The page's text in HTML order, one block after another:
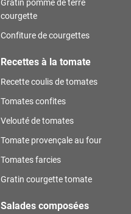
Gratin pomme de terre
courgette
Confiture de courgettes
Recettes à la tomate
Recette coulis de tomates
Tomates confites
Velouté de tomates
Tomate provençale au four
Tomates farcies
Gratin courgette tomate
Salades composées